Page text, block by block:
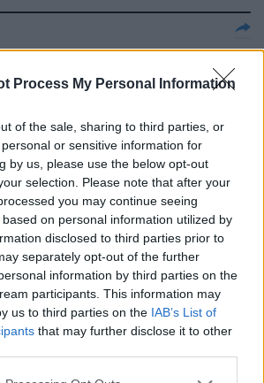
Process My Personal Information
of the sale, sharing to third parties, or
or sensitive information for
by us, please use the below opt-out
selection. Please note that after your
you may continue seeing
on personal information utilized by
disclosed to third parties prior to
separately opt-out of the further
information by third parties on the
participants. This information may
us to third parties on the IAB’s List of
that may further disclose it to other
pronto un
Continua la
economici.
promette
con la